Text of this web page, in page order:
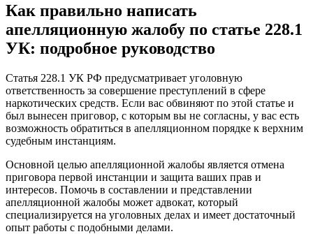
Как правильно написать
апелляционную жалобу по статье 228.1
УК: подробное руководство
Статья 228.1 УК РФ предусматривает уголовную
ответственность за совершение преступлений в сфере
наркотических средств. Если вас обвиняют по этой статье и
был вынесен приговор, с которым вы не согласны, у вас есть
возможность обратиться в апелляционном порядке к верхним
судебным инстанциям.
Основной целью апелляционной жалобы является отмена
приговора первой инстанции и защита ваших прав и
интересов. Помочь в составлении и представлении
апелляционной жалобы может адвокат, который
специализируется на уголовных делах и имеет достаточный
опыт работы с подобными делами.